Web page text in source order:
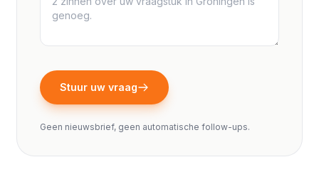
Stuur uw vraag
Geen nieuwsbrief, geen automatische follow-ups.